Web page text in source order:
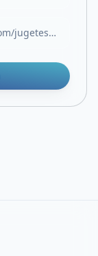
https://www.instagram.com/jugetes_sanpablo?igsh=aWZpbW9na3M0bDNj